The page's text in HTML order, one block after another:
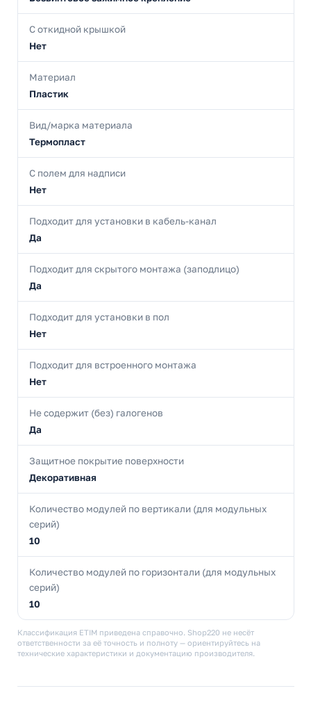
С откидной крышкой
Нет
Материал
Пластик
Вид/марка материала
Термопласт
С полем для надписи
Нет
Подходит для установки в кабель-канал
Да
Подходит для скрытого монтажа (заподлицо)
Да
Подходит для установки в пол
Нет
Подходит для встроенного монтажа
Нет
Не содержит (без) галогенов
Да
Защитное покрытие поверхности
Декоративная
Количество модулей по вертикали (для модульных
серий)
10
Количество модулей по горизонтали (для модульных
серий)
10
Классификация ETIM приведена справочно. Shop220 не несёт
ответственности за её точность и полноту — ориентируйтесь на
технические характеристики и документацию производителя.